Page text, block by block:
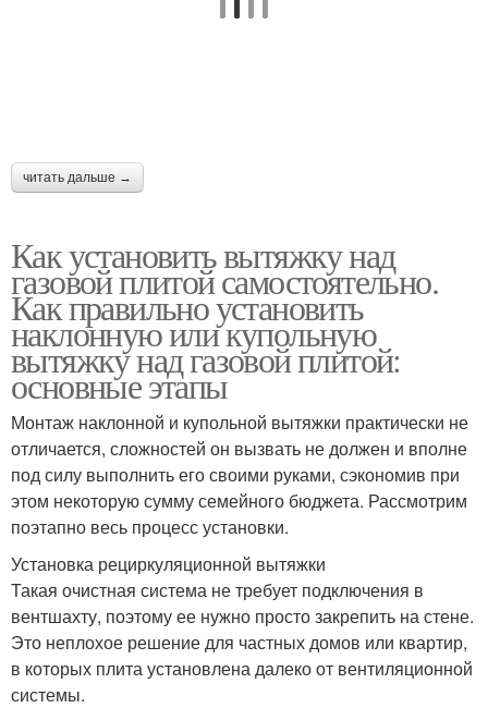
читать дальше →
Как установить вытяжку над
газовой плитой самостоятельно.
Как правильно установить
наклонную или купольную
вытяжку над газовой плитой:
основные этапы
Монтаж наклонной и купольной вытяжки практически не
отличается, сложностей он вызвать не должен и вполне
под силу выполнить его своими руками, сэкономив при
этом некоторую сумму семейного бюджета. Рассмотрим
поэтапно весь процесс установки.
Установка рециркуляционной вытяжки
Такая очистная система не требует подключения в
вентшахту, поэтому ее нужно просто закрепить на стене.
Это неплохое решение для частных домов или квартир,
в которых плита установлена далеко от вентиляционной
системы.